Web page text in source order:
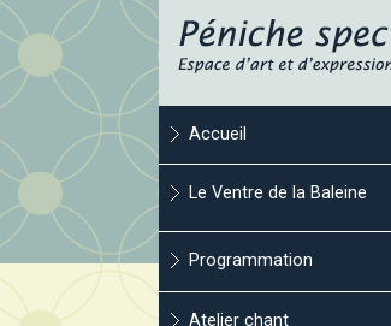
Accueil
Le Ventre de la Baleine
Programmation
Atelier chant